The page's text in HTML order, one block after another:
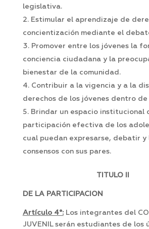
legislativa.
Estimular el aprendizaje de
concientización mediante el
Promover entre los jóvenes la
conciencia ciudadana y la
bienestar de la comunidad.
Contribuir a la vigencia y a la
derechos de los jóvenes dentro
Brindar un espacio institucional
participación efectiva de los
cual puedan expresarse, debatir y
consensos con sus pares.
TITULO II
DE LA PARTICIPACION
Artículo 4°:Los integrantes del
JUVENIL serán estudiantes de los